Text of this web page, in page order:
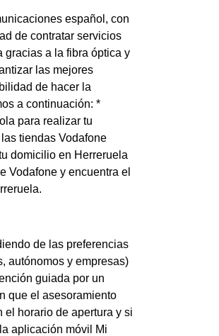
español, con
de contratar servicios
gracias a la fibra óptica y
las mejores
de hacer la
a continuación: *
para realizar tu
tiendas Vodafone
domicilio en Herreruela
Vodafone y encuentra el
de las preferencias
autónomos y empresas)
guiada por un
que el asesoramiento
el horario de apertura y si
aplicación móvil Mi